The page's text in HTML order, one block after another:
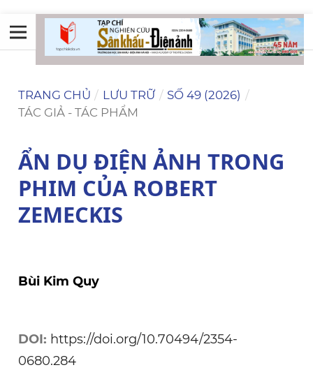
TRANG CHỦ / LƯU TRỮ / SỐ 49 (2026) /
TÁC GIẢ - TÁC PHẨM
ẨN DỤ ĐIỆN ẢNH TRONG
PHIM CỦA ROBERT
ZEMECKIS
Bùi Kim Quy
DOI: https://doi.org/10.70494/2354-
0680.284